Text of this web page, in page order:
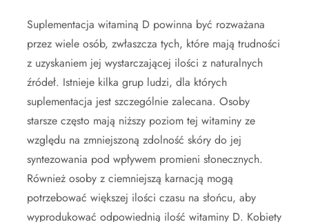
Suplementacja witaminą D powinna być rozważana
przez wiele osób, zwłaszcza tych, które mają trudności
z uzyskaniem jej wystarczającej ilości z naturalnych
źródeł. Istnieje kilka grup ludzi, dla których
suplementacja jest szczególnie zalecana. Osoby
starsze często mają niższy poziom tej witaminy ze
względu na zmniejszoną zdolność skóry do jej
syntezowania pod wpływem promieni słonecznych.
Również osoby z ciemniejszą karnacją mogą
potrzebować większej ilości czasu na słońcu, aby
wyprodukować odpowiednią ilość witaminy D. Kobiety